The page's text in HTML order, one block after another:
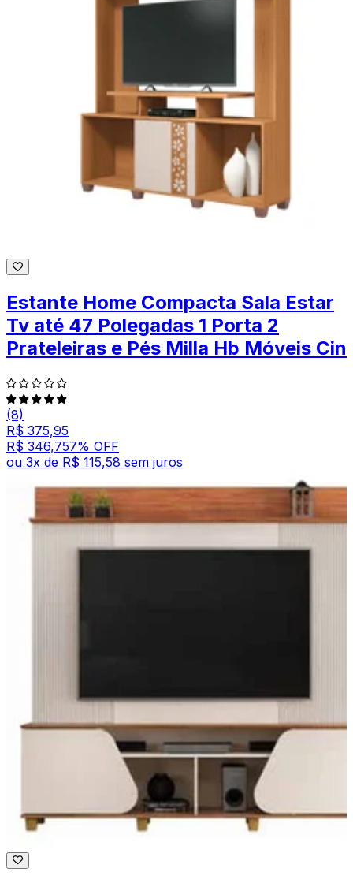
Estante Home Compacta Sala Estar
Tv até 47 Polegadas 1 Porta 2
Prateleiras e Pés Milla Hb Móveis Cin
(8)
R$ 375,95
R$ 346,757% OFF
ou 3x de R$ 115,58 sem juros